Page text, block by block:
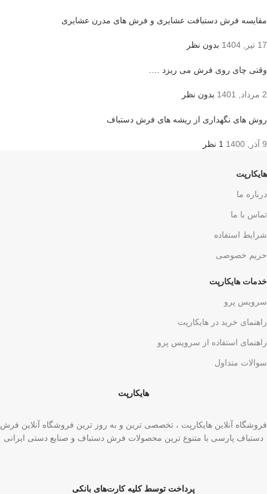
مقایسه فرش دستبافت عشایری و فرش های مدرن عشایری
17 تیر, 1404 بدون نظر
وقتی چای روی فرش می ریزد ….
2 مرداد, 1401 بدون نظر
روش های نگهداری از ریشه های فرش دستباف
9 آذر, 1400 1 نظر
هایکارپت
درباره ما
تماس با ما
شرایط استفاده
حریم خصوصی
خدمات هایکارپت
سرویس پرو
راهنمای خرید در هایکارپت
راهنمای استفاده از سرویس پرو
سوالات متداول
هایکارپت
فروشگاه آنلاین هایکارپت ، تخصصی ترین و به روز ترین فروشگاه آنلاین فرش
دستباف پارسی با متنوع ترین محصولات فرش دستباف و صنایع دستی ایرانی
پرداخت توسط کلیه کارت‌های بانکی